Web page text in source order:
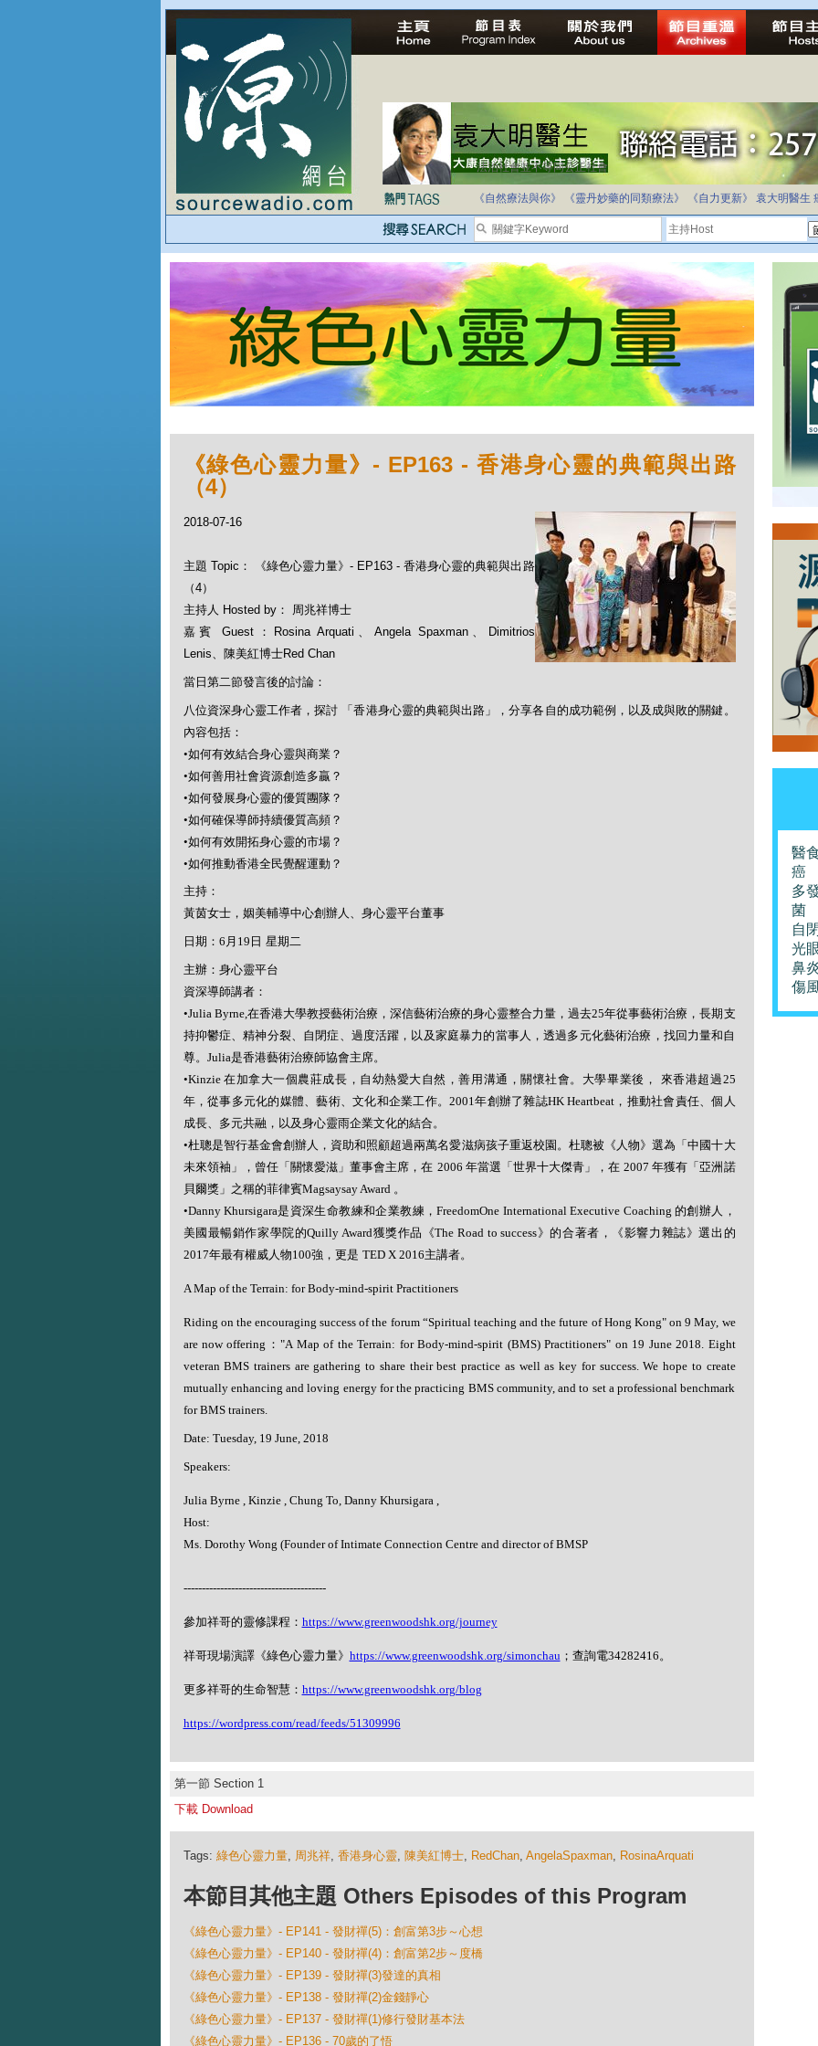
法治社會並不等同公正社會
自家教育合法化-推動多元化教育，全民學卷制
《自然療法與你》
《靈丹妙藥的同類療法》 《自力更新》 袁大明醫生
《綠色心靈力量》- EP163 - 香港身心靈的典範與出路
（4）
2018-07-16
主題 Topic： 《綠色心靈力量》- EP163 - 香港身心靈的典範與出路
（4）
主持人 Hosted by： 周兆祥博士
嘉賓 Guest：Rosina Arquati、Angela Spaxman、Dimitrios
Lenis、陳美紅博士Red Chan
當日第二節發言後的討論：
八位資深身心靈工作者，探討 「香港身心靈的典範與出路」，分享各自的成功範例，以及成與敗的關鍵。
內容包括：
•如何有效結合身心靈與商業？
•如何善用社會資源創造多贏？
•如何發展身心靈的優質團隊？
•如何確保導師持續優質高頻？
•如何有效開拓身心靈的市場？
•如何推動香港全民覺醒運動？
主持：
黃茵女士，姻美輔導中心創辦人、身心靈平台董事
日期： 6 月 19 日 星期二
主辦：身心靈平台
資深導師講者：
•Julia Byrne, 在香港大學教授藝術治療，深信藝術治療的身心靈整合力量，過去25年從事藝術治療，長期支
持抑鬱症、精神分裂、自閉症、過度活躍，以及家庭暴力的當事人，透過多元化藝術治療，找回力量和自
尊。 Julia是香港藝術治療師協會主席。
•Kinzie在加拿大一個農莊成長，自幼熱愛大自然，善用溝通，關懷社會。大學畢業後， 來香港超過25
年，從事多元化的媒體、藝術、文化和企業工作。 2001 年創辦了雜誌HK Heartbeat ，推動社會責任、個人
成長、多元共融，以及身心靈雨企業文化的結合。
•杜聰是智行基金會創辦人，資助和照顧超過兩萬名愛滋病孩子重返校園。杜聰被《人物》選為「中國十大
未來領袖」，曾任「關懷愛滋」董事會主席，在 2006 年當選「世界十大傑青」，在2007年獲有「亞洲諾
貝爾獎」之稱的菲律賓Magsaysay Award 。
•Danny Khursigara是資深生命教練和企業教練，FreedomOne International Executive Coaching 的創辦人，
美國最暢銷作家學院的Quilly Award獲獎作品《The Road to success》的合著者，《影響力雜誌》選出的
2017年最有權威人物100強，更是 TED X 2016主講者。
A Map of the Terrain: for Body-mind-spirit Practitioners
Riding on the encouraging success of the forum “Spiritual teaching and the future of Hong Kong" on 9 May, we
are now offering ："A Map of the Terrain: for Body-mind-spirit (BMS) Practitioners" on 19 June 2018. Eight
veteran BMS trainers are gathering to share their best practice as well as key for success. We hope to create
mutually enhancing and loving energy for the practicing BMS community, and to set a professional benchmark
for BMS trainers.
Date: Tuesday, 19 June, 2018
Speakers:
Julia Byrne , Kinzie , Chung To, Danny Khursigara ,
Host:
Ms. Dorothy Wong (Founder of Intimate Connection Centre and director of BMSP
---------------------------------------
參加祥哥的靈修課程： https://www.greenwoodshk.org/journey
祥哥現場演譯《綠色心靈力量》 https://www.greenwoodshk.org/simonchau ；查詢電34282416 。
更多祥哥的生命智慧： https://www.greenwoodshk.org/blog
https://wordpress.com/read/feeds/51309996
第一節 Section 1
下載 Download
Tags: 綠色心靈力量, 周兆祥, 香港身心靈, 陳美紅博士, RedChan, AngelaSpaxman, RosinaArquati
本節目其他主題 Others Episodes of this Program
《綠色心靈力量》- EP141 - 發財禪(5)：創富第3步～心想
《綠色心靈力量》- EP140 - 發財禪(4)：創富第2步～度橋
《綠色心靈力量》- EP139 - 發財禪(3)發達的真相
《綠色心靈力量》- EP138 - 發財禪(2)金錢靜心
《綠色心靈力量》- EP137 - 發財禪(1)修行發財基本法
《綠色心靈力量》- EP136 - 70歲的了悟
醫
癌
多
菌
自
光
鼻
傷